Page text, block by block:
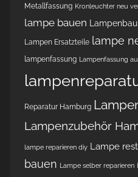
Metallfassung Kronleuchter neu
lampe bauen
Lampenbau
Lampen Ersatzteile lampe
lampenfassung Lampenfassung
Reparatur Hamburg
Lampenzubehör
lampe reparieren diy Lampe
bauen Lampe selber reparieren